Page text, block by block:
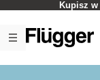
Kupisz